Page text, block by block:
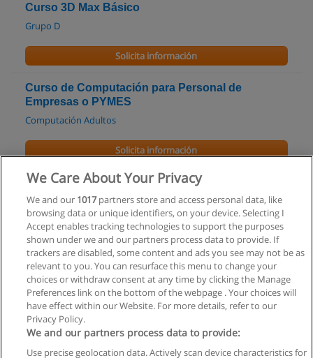
Curso 3D Max Básico
Grupo D
Solicita información
Curso de Computación para Personal de
Empresas o PYMES
Computación Adultos
Solicita información
Curso de Computación para Adultos y Tercera
Edad
Computación Adultos
Solicita información
Privacidad de datos
We Care About Your Privacy
We and our 1017partners store and access personal data, like
browsing data or unique identifiers, on your device. Selecting I
Accept enables tracking technologies to support the purposes
shown under we and our partners process data to provide. If
trackers are disabled, some content and ads you see may not be as
relevant to you. You can resurface this menu to change your
choices or withdraw consent at any time by clicking the Manage
Preferences link on the bottom of the webpage . Your choices will
have effect within our Website. For more details, refer to our
Privacy Policy.
We and our partners process data to provide:
Use precise geolocation data. Actively scan device characteristics for